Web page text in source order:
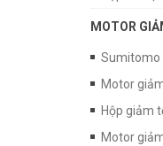
MOTOR
Sumitomo
Motor
Hộp giảm
Motor